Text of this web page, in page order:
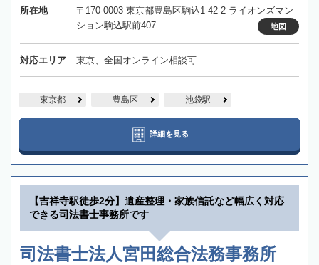
所在地
〒170-0003 東京都豊島区駒込1-42-2 ライオンズマン
ション駒込駅前407
地図
対応エリア 東京、全国オンライン相談可
東京都 豊島区 池袋駅
詳細を見る
【吉祥寺駅徒歩2分】遺産整理・家族信託など幅広く対応
できる司法書士事務所です
司法書士法人宮田総合法務事務所